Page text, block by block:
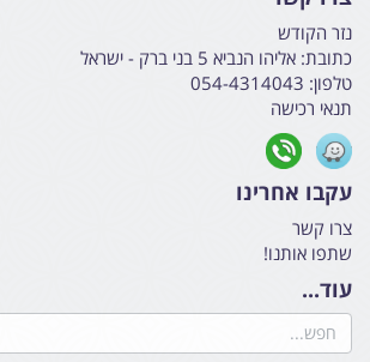
נזר הקודש
כתובת: אליהו הנביא 5 בני ברק - ישראל
טלפון: 054-4314043
תנאי רכישה
עקבו אחרינו
צרו קשר
שתפו אותנו!
עוד...